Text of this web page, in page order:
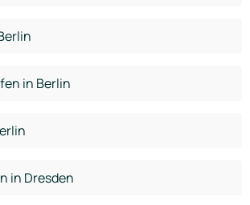
in Berlin
in Dresden